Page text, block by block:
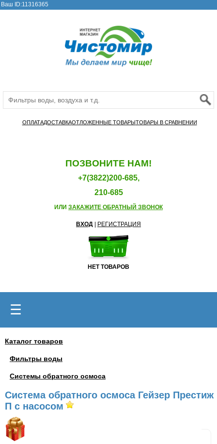
Ваш ID:11316365
ОПЛАТАДОСТАВКАОТЛОЖЕННЫЕ ТОВАРЫТОВАРЫ В СРАВНЕНИИ
ПОЗВОНИТЕ НАМ!
+7(3822)200-685,
210-685
ИЛИ ЗАКАЖИТЕ ОБРАТНЫЙ ЗВОНОК
ВХОД РЕГИСТРАЦИЯ
НЕТ ТОВАРОВ
☰
Каталог товаров
Фильтры воды
Системы обратного осмоса
Система обратного осмоса Гейзер Престиж
П с насосом